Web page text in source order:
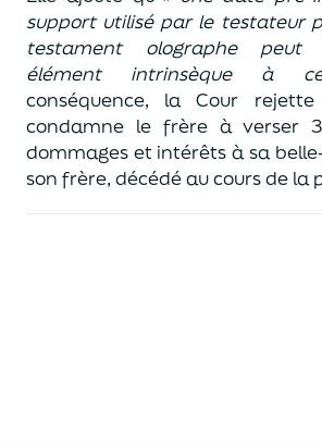
support utilisé par le testateur
testament olographe peut
élément intrinsèque à
conséquence, la Cour
condamne le frère à verser
dommages et intérêts à sa
son frère, décédé au cours de la